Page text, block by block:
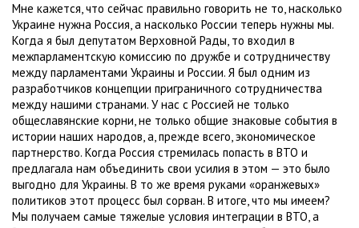
Мне кажется, что сейчас правильно говорить не то, насколько
Украине нужна Россия, а насколько России теперь нужны мы.
Когда я был депутатом Верховной Рады, то входил в
межпарламентскую комиссию по дружбе и сотрудничеству
между парламентами Украины и России. Я был одним из
разработчиков концепции приграничного сотрудничества
между нашими странами. У нас с Россией не только
общеславянские корни, не только общие знаковые события в
истории наших народов, а, прежде всего, экономическое
партнерство. Когда Россия стремилась попасть в ВТО и
предлагала нам объединить свои усилия в этом — это было
выгодно для Украины. В то же время руками «оранжевых»
политиков этот процесс был сорван. В итоге, что мы имеем?
Мы получаем самые тяжелые условия интеграции в ВТО, а